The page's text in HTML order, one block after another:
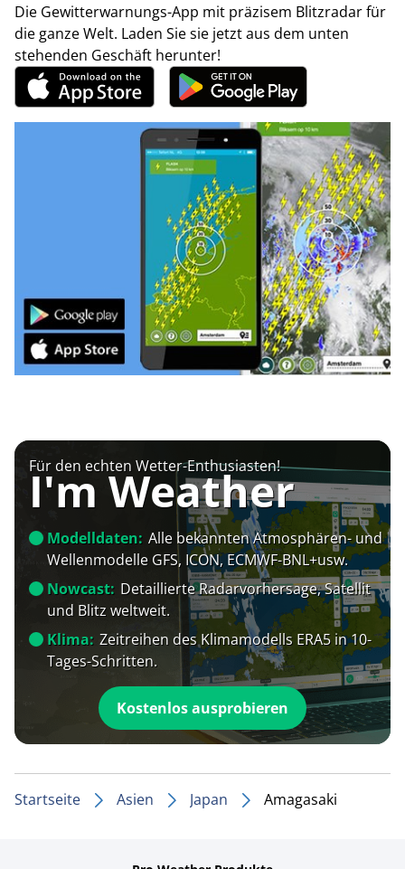
Die Gewitterwarnungs-App mit präzisem Blitzradar für
die ganze Welt. Laden Sie sie jetzt aus dem unten
stehenden Geschäft herunter!
Für den echten Wetter-Enthusiasten!
I'm Weather
Modelldaten: Alle bekannten Atmosphären- und
Wellenmodelle GFS, ICON, ECMWF-BNL+usw.
Nowcast: Detaillierte Radarvorhersage, Satellit
und Blitz weltweit.
Klima: Zeitreihen des Klimamodells ERA5 in 10-
Tages-Schritten.
Kostenlos ausprobieren
Startseite Asien Japan Amagasaki